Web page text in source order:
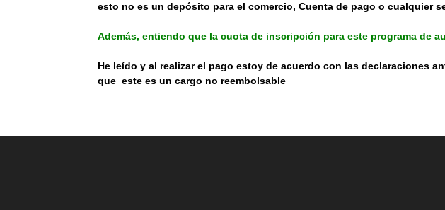
esto no es un depósito para el comercio, Cuenta de pago o cualquier
Además, entiendo que la cuota de inscripción para este programa de
He leído y al realizar el pago estoy de acuerdo con las declaraciones
que este es un cargo no reembolsable